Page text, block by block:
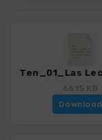
66.15 KB
Download